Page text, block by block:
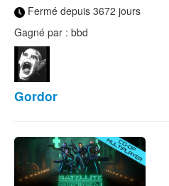
Fermé depuis 3672 jours
Gagné par : bbd
Gordor